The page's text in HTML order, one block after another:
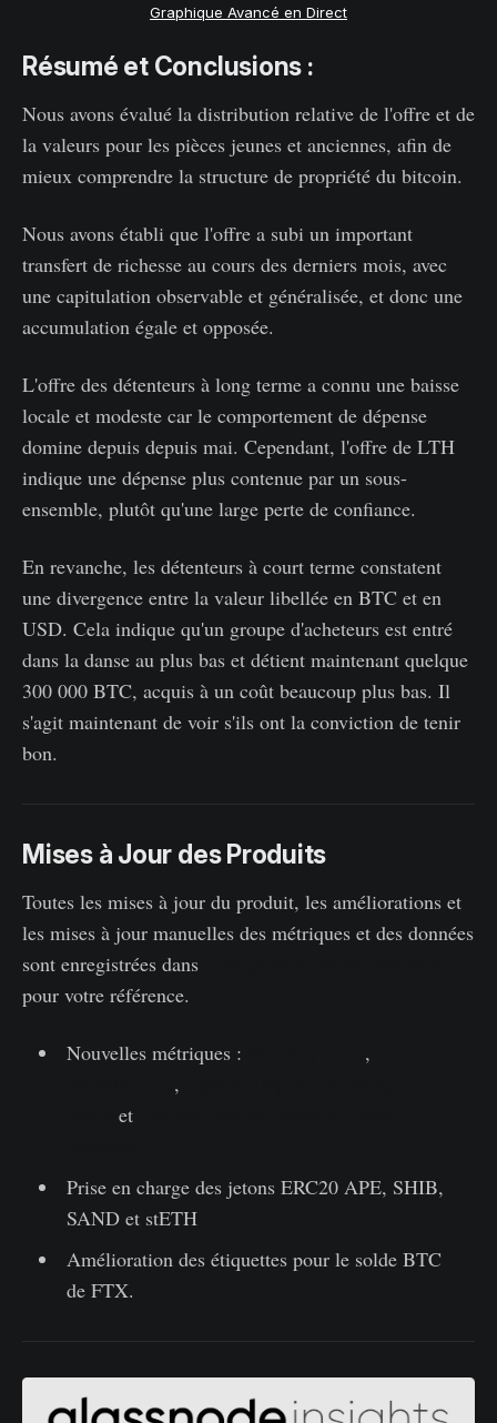
Graphique Avancé en Direct
Résumé et Conclusions :
Nous avons évalué la distribution relative de l'offre et de
la valeurs pour les pièces jeunes et anciennes, afin de
mieux comprendre la structure de propriété du bitcoin.
Nous avons établi que l'offre a subi un important
transfert de richesse au cours des derniers mois, avec
une capitulation observable et généralisée, et donc une
accumulation égale et opposée.
L'offre des détenteurs à long terme a connu une baisse
locale et modeste car le comportement de dépense
domine depuis depuis mai. Cependant, l'offre de LTH
indique une dépense plus contenue par un sous-
ensemble, plutôt qu'une large perte de confiance.
En revanche, les détenteurs à court terme constatent
une divergence entre la valeur libellée en BTC et en
USD. Cela indique qu'un groupe d'acheteurs est entré
dans la danse au plus bas et détient maintenant quelque
300 000 BTC, acquis à un coût beaucoup plus bas. Il
s'agit maintenant de voir s'ils ont la conviction de tenir
bon.
Mises à Jour des Produits
Toutes les mises à jour du produit, les améliorations et
les mises à jour manuelles des métriques et des données
sont enregistrées dans
pour votre référence.
Nouvelles métriques :
,
,
et
Prise en charge des jetons ERC20 APE, SHIB,
SAND et stETH
Amélioration des étiquettes pour le solde BTC
de FTX.